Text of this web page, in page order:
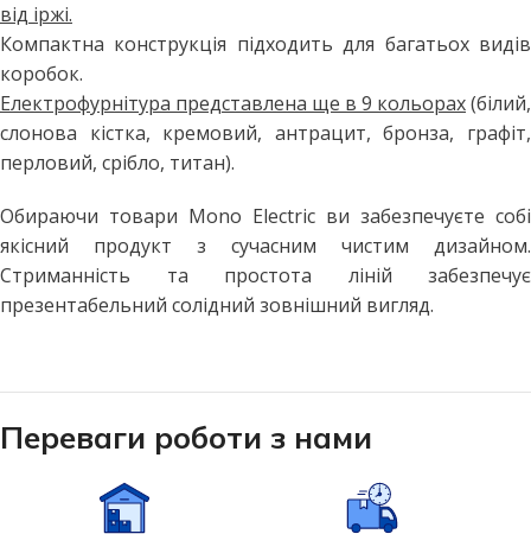
від іржі.
Компактна конструкція підходить для багатьох видів
коробок.
Електрофурнітура представлена ще в 9 кольорах(білий,
слонова кістка, кремовий, антрацит, бронза, графіт,
перловий, срібло, титан).
Обираючи товари Mono Electric ви забезпечуєте собі
якісний продукт з сучасним чистим дизайном.
Стриманність та простота ліній забезпечує
презентабельний солідний зовнішний вигляд.
Переваги роботи з нами